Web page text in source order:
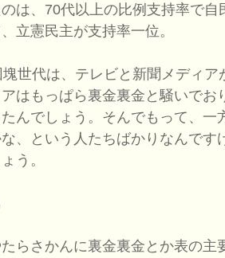
は、70代以上の比例支持率で自
立憲民主が支持率一位。
世代は、テレビと新聞メディア
はもっぱら裏金裏金と騒いでお
んでしょう。そんでもって、一
、という人たちばかりなんです
う。
らさかんに裏金裏金とか表の主